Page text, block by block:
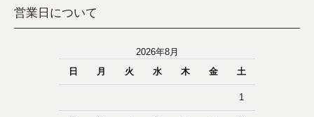
営業日について
2026年8月
日
月 火 水 木 金 土
1